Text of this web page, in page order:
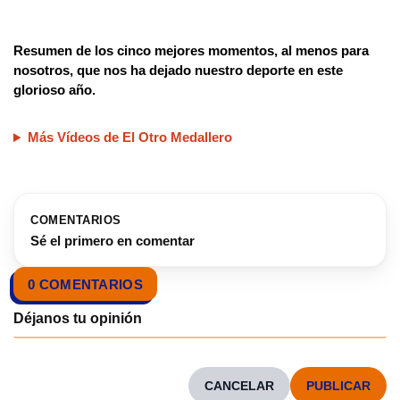
Resumen de los cinco mejores momentos, al menos para
nosotros, que nos ha dejado nuestro deporte en este
glorioso año.
Más Vídeos de El Otro Medallero
COMENTARIOS
Sé el primero en comentar
0 COMENTARIOS
CANCELAR